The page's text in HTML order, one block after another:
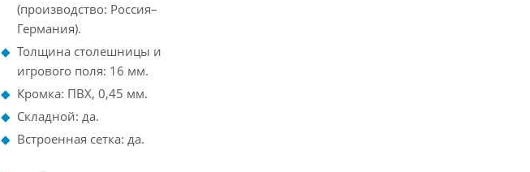
(производство: Россия–
Германия).
Толщина столешницы и
игрового поля: 16 мм.
Кромка: ПВХ, 0,45 мм.
Складной: да.
Встроенная сетка: да.